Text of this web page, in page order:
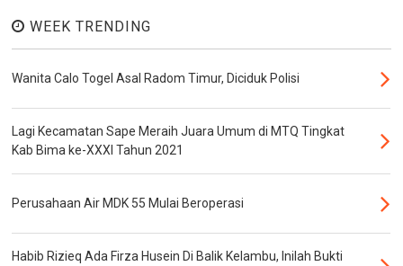
WEEK TRENDING
Wanita Calo Togel Asal Radom Timur, Diciduk Polisi
Lagi Kecamatan Sape Meraih Juara Umum di MTQ Tingkat
Kab Bima ke-XXXI Tahun 2021
Perusahaan Air MDK 55 Mulai Beroperasi
Habib Rizieq Ada Firza Husein Di Balik Kelambu, Inilah Bukti